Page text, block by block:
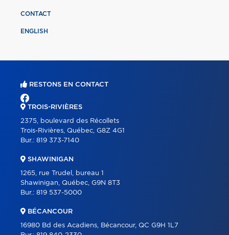
CONTACT
ENGLISH
RESTONS EN CONTACT
TROIS-RIVIÈRES
2375, boulevard des Récollets
Trois-Rivières, Québec, G8Z 4G1
Bur.: 819 373-7140
SHAWINIGAN
1265, rue Trudel, bureau 1
Shawinigan, Québec, G9N 8T3
Bur.: 819 537-5000
BÉCANCOUR
16980 Bd des Acadiens, Bécancour, QC G9H 1L7